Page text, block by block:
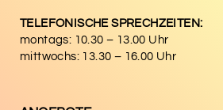
TELEFONISCHE SPRECHZEITEN:
montags: 10.30 – 13.00 Uhr
mittwochs: 13.30 – 16.00 Uhr